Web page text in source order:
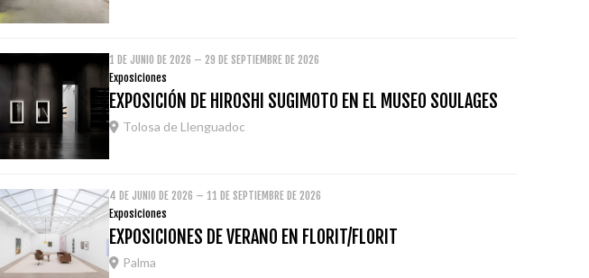
1 DE JUNIO DE 2026 – 29 DE SEPTIEMBRE DE 2026
Exposiciones
EXPOSICIÓN DE HIROSHI SUGIMOTO EN EL MUSEO SOULAGES
Tolosa de Llenguadoc
4 DE JUNIO DE 2026 – 11 DE SEPTIEMBRE DE 2026
Exposiciones
EXPOSICIONES DE VERANO EN FLORIT/FLORIT
Palma